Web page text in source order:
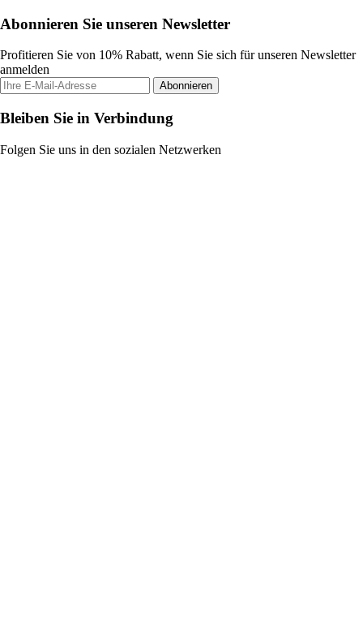
Abonnieren Sie unseren Newsletter
Profitieren Sie von 10% Rabatt, wenn Sie sich für unseren Newsletter
anmelden
Abonnieren
Bleiben Sie in Verbindung
Folgen Sie uns in den sozialen Netzwerken